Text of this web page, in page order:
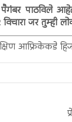
पाठविले
जर तुम्ही
आफ्रिकेकडे